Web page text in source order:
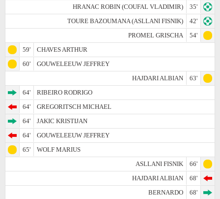
HRANAC ROBIN (COUFAL VLADIMIR)
35'
TOURE BAZOUMANA (ASLLANI FISNIK)
42'
PROMEL GRISCHA
54'
59'
CHAVES ARTHUR
60'
GOUWELEEUW JEFFREY
HAJDARI ALBIAN
63'
64'
RIBEIRO RODRIGO
64'
GREGORITSCH MICHAEL
64'
JAKIC KRISTIJAN
64'
GOUWELEEUW JEFFREY
65'
WOLF MARIUS
ASLLANI FISNIK
66'
HAJDARI ALBIAN
68'
BERNARDO
68'